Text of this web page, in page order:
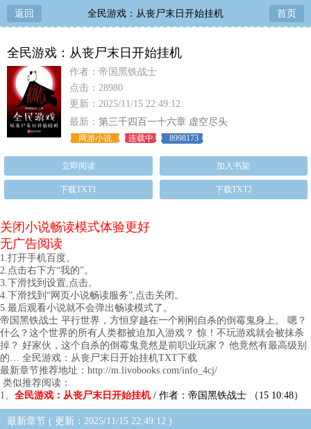
返回 全民游戏：从丧尸末日开始挂机 首页
全民游戏：从丧尸末日开始挂机
作者：帝国黑铁战士
点击：28980
更新：2025/11/15 22:49:12
最新： 第三千四百一十六章 虚空尽头
网游小说 连载中 8998173
立即阅读 加入书架
下载TXT1 下载TXT2
关闭小说畅读模式体验更好
无广告阅读
1.打开手机百度。
2.点击右下方“我的”。
3.下滑找到设置,点击。
4.下滑找到“网页小说畅读服务”,点击关闭。
5.最后观看小说就不会弹出畅读模式了。
帝国黑铁战士 平行世界，方恒穿越在一个刚刚自杀的倒霉鬼身上。 嗯？
什么？这个世界的所有人类都被迫加入游戏？ 惊！不玩游戏就会被抹杀
掉？ 好家伙，这个自杀的倒霉鬼竟然是前职业玩家？ 他竟然有最高级别
的… 全民游戏：从丧尸末日开始挂机TXT下载
最新章节推荐地址：http://m.livobooks.com/info_4cj/
类似推荐阅读：
1、 全民游戏：从丧尸末日开始挂机/ 作者：帝国黑铁战士 （15 10:48）
最新章节 ( 更新：2025/11/15 22:49:12 )